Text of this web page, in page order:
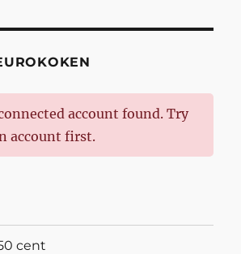
account found. Try
account first.
cent